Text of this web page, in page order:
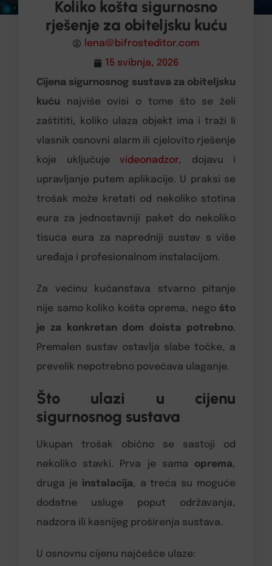
Koliko košta sigurnosno
rješenje za obiteljsku kuću
lena@bifrosteditor.com
15 svibnja, 2026
Cijena sigurnosnog sustava za obiteljsku
kuću najviše ovisi o tome što se želi
zaštititi, koliko ulaza objekt ima i traži li
vlasnik osnovni alarm ili cjelovito rješenje
koje uključuje videonadzor, dojavu i
upravljanje putem aplikacije. U praksi se
trošak može kretati od nekoliko stotina
eura za jednostavniji paket do nekoliko
tisuća eura za napredniji sustav s više
uređaja i profesionalnom instalacijom.
Za većinu kućanstava stvarno pitanje
nije samo koliko košta oprema, nego što
je za konkretan dom doista potrebno.
Premalen sustav ostavlja slabe točke, a
prevelik nepotrebno povećava ulaganje.
Što ulazi u cijenu
sigurnosnog sustava
Ukupan trošak obično se sastoji od
nekoliko stavki. Prva je sama oprema,
druga je instalacija, a treća su moguće
dodatne usluge poput održavanja,
nadzora ili kasnijeg proširenja sustava.
U osnovnu cijenu najčešće ulaze: